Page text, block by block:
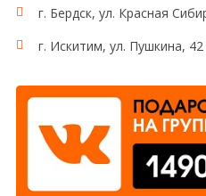
г. Бердск, ул. Красная
г. Искитим, ул. Пушкина,